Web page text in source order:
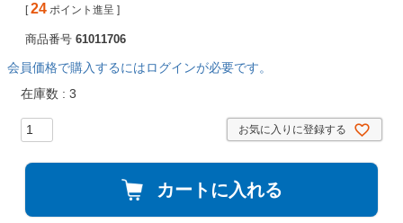
[ 24 ポイント進呈 ]
商品番号 61011706
会員価格で購入するにはログインが必要です。
在庫数
3
お気に入りに登録する
カートに入れる